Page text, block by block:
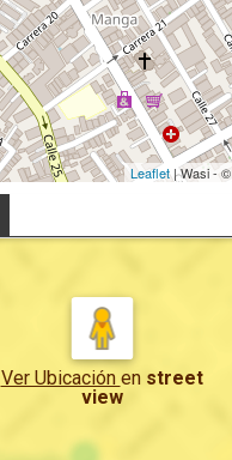
Leaflet| Wasi - ©
Ver Ubicación en street
view